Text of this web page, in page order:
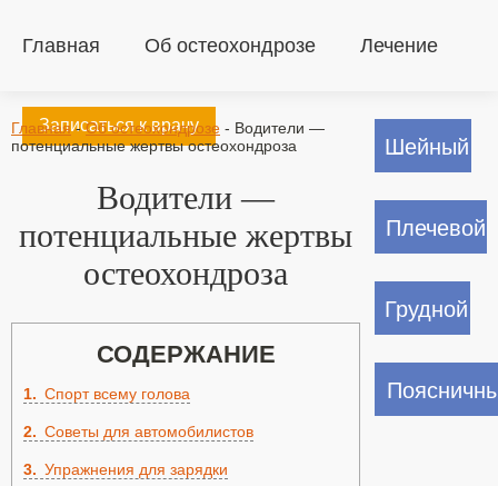
Главная Об остеохондрозе Лечение
Записаться к врачу
Главная - Об остеохондрозе - Водители —
потенциальные жертвы остеохондроза
Водители —
потенциальные жертвы
остеохондроза
СОДЕРЖАНИЕ
1 Спорт всему голова
2 Советы для автомобилистов
3 Упражнения для зарядки
Шейный
Плечевой
Грудной